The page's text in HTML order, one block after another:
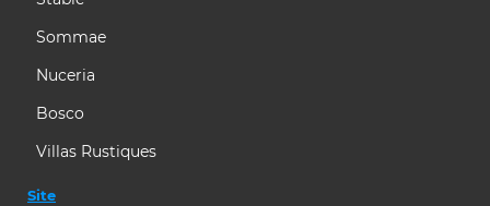
Sommae
Nuceria
Bosco
Villas Rustiques
Site